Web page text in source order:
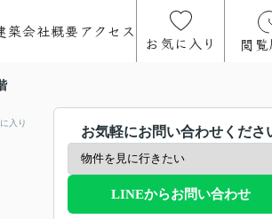
築会社概要アクセス
お気に入り 閲
入り
お気軽にお問い合わせくださ
LINEからお問い合わせ